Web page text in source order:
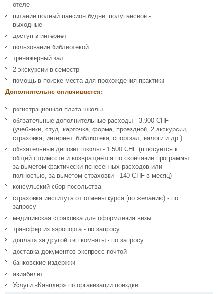
отеле
питание полный пансион будни, полупансион -
выходные
доступ в интернет
пользование библиотекой
тренажерный зал
2 экскурсии в семестр
помощь в поиске места для прохождения практики
Дополнительно оплачивается:
регистрационная плата школы
обязательные дополнительные расходы - 3.900 CHF
(учебники, студ. карточка, форма, проездной, 2 экскурсии,
страховка, интернет, библиотека, спортзал, налоги и др.)
обязательный депозит школы - 1.500 CHF (плюсуется к
общей стоимости и возвращается по окончании программы
за вычетом фактически понесенных расходов или
полностью, за вычетом страховки - 140 CHF в месяц)
консульский сбор посольства
страховка института от отмены курса (по желанию) - по
запросу
медицинская страховка для оформления визы
трансфер из аэропорта - по запросу
доплата за другой тип комнаты - по запросу
доставка документов экспресс-почтой
банковские издержки
авиабилет
Услуги «Канцлер» по организации поездки